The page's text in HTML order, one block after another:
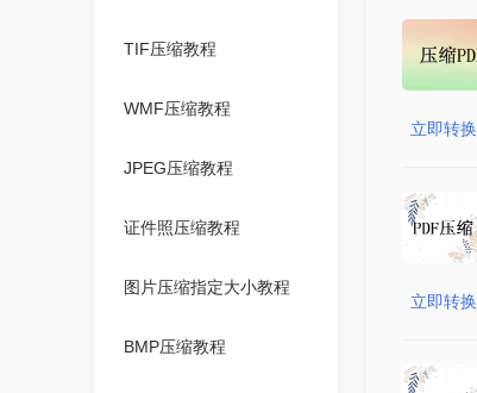
TIF压缩教程
WMF压缩教程
JPEG压缩教程
证件照压缩教程
图片压缩指定大小教程
BMP压缩教程
立即转换
立即转换